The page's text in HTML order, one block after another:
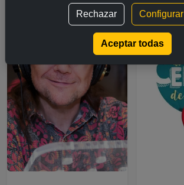
Rechazar Configurar
Aceptar todas